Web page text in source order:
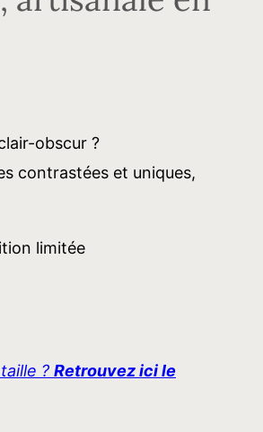
obscur ?
contrastées et uniques,
limitée
? Retrouvez ici le